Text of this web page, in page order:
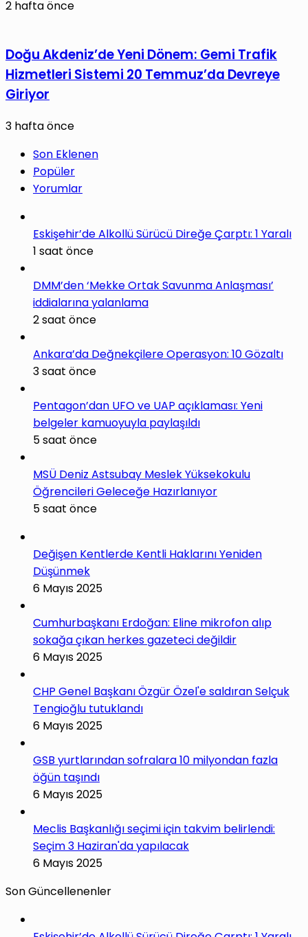
2 hafta önce
Doğu Akdeniz’de Yeni Dönem: Gemi Trafik
Hizmetleri Sistemi 20 Temmuz’da Devreye
Giriyor
3 hafta önce
Son Eklenen
Popüler
Yorumlar
Eskişehir’de Alkollü Sürücü Direğe Çarptı: 1 Yaralı
1 saat önce
DMM’den ‘Mekke Ortak Savunma Anlaşması’
iddialarına yalanlama
2 saat önce
Ankara’da Değnekçilere Operasyon: 10 Gözaltı
3 saat önce
Pentagon’dan UFO ve UAP açıklaması: Yeni
belgeler kamuoyuyla paylaşıldı
5 saat önce
MSÜ Deniz Astsubay Meslek Yüksekokulu
Öğrencileri Geleceğe Hazırlanıyor
5 saat önce
Değişen Kentlerde Kentli Haklarını Yeniden
Düşünmek
6 Mayıs 2025
Cumhurbaşkanı Erdoğan: Eline mikrofon alıp
sokağa çıkan herkes gazeteci değildir
6 Mayıs 2025
CHP Genel Başkanı Özgür Özel'e saldıran Selçuk
Tengioğlu tutuklandı
6 Mayıs 2025
GSB yurtlarından sofralara 10 milyondan fazla
öğün taşındı
6 Mayıs 2025
Meclis Başkanlığı seçimi için takvim belirlendi:
Seçim 3 Haziran'da yapılacak
6 Mayıs 2025
Son Güncellenenler